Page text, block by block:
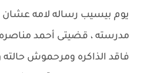
يوم بيسيب رساله لامه
مدرسته ، قضيتى أحمد مناصره
فاقد الذاكره ومرحموش حالته